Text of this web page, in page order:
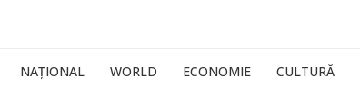
NAȚIONAL WORLD ECONOMIE CULTURĂ